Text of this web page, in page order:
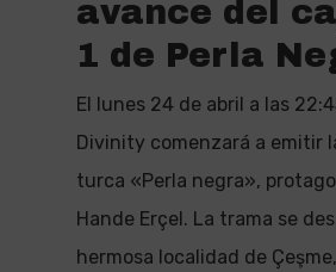
avance del
1 de Perla
El lunes 24 de abril a las
Divinity comenzará a emitir
turca «Perla negra»,
Hande Erçel. La trama se
hermosa localidad de